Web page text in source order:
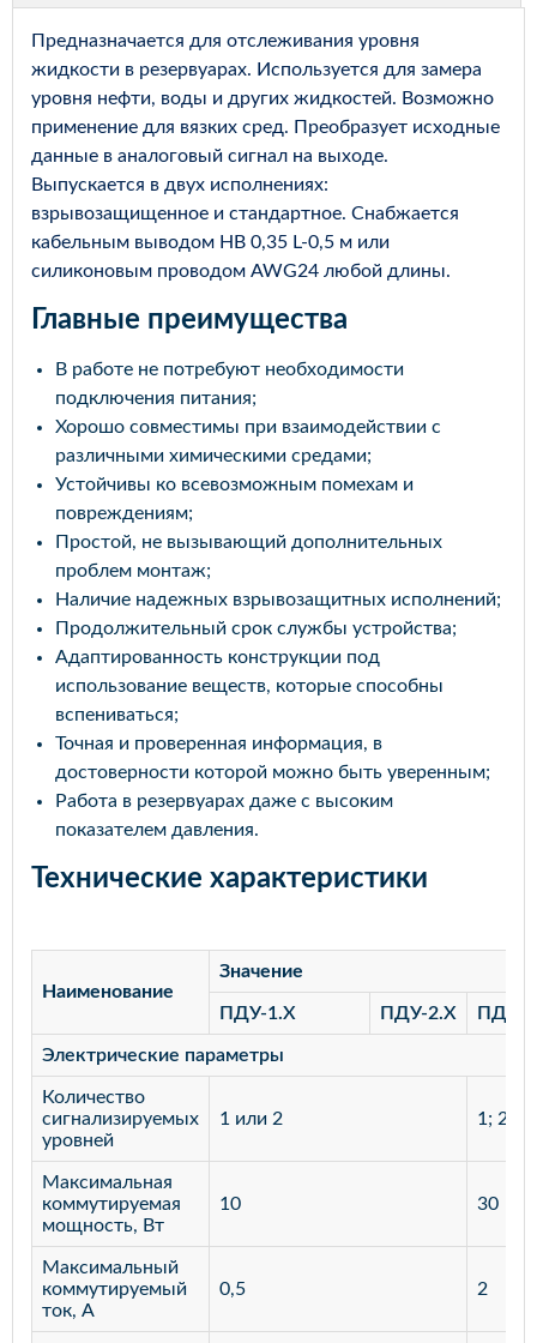
Предназначается для отслеживания уровня
жидкости в резервуарах. Используется для замера
уровня нефти, воды и других жидкостей. Возможно
применение для вязких сред. Преобразует исходные
данные в аналоговый сигнал на выходе.
Выпускается в двух исполнениях:
взрывозащищенное и стандартное. Снабжается
кабельным выводом НВ 0,35 L-0,5 м или
силиконовым проводом AWG24 любой длины.
Главные преимущества
В работе не потребуют необходимости
подключения питания;
Хорошо совместимы при взаимодействии с
различными химическими средами;
Устойчивы ко всевозможным помехам и
повреждениям;
Простой, не вызывающий дополнительных
проблем монтаж;
Наличие надежных взрывозащитных исполнений;
Продолжительный срок службы устройства;
Адаптированность конструкции под
использование веществ, которые способны
вспениваться;
Точная и проверенная информация, в
достоверности которой можно быть уверенным;
Работа в резервуарах даже с высоким
показателем давления.
Технические характеристики
Наименование
Значение
ПДУ-1.Х ПДУ-2.Х ПДУ-
Электрические параметры
Количество
сигнализируемых
уровней
1 или 2 1; 2; 3
Максимальная
коммутируемая
мощность, Вт
10 30
Максимальный
коммутируемый
ток, А
0,5 2